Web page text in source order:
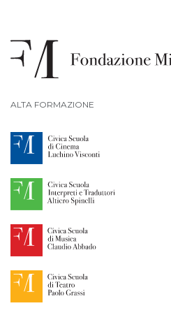
ALTA FORMAZIONE